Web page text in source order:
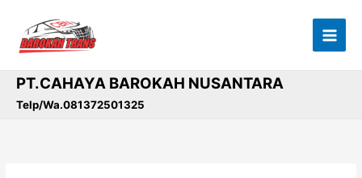
konten
PT.CAHAYA BAROKAH NUSANTARA
Telp/Wa.081372501325